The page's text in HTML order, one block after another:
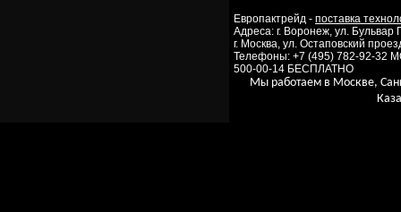
Европактрейд - поставка
Адреса: г. Воронеж, ул.
г. Москва, ул. Остаповский
Телефоны: +7 (495) 782-92-32
500-00-14 БЕСПЛАТНО
Мы работаем в Москве,